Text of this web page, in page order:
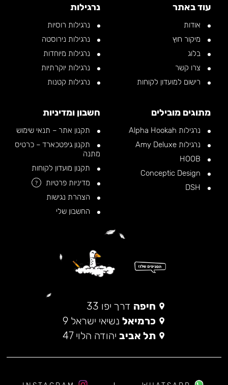
עוד באתר
אודות
מיקור חוץ
בלוג
צרו קשר
רישום למועדון לקוחות
נרגילות
נרגילות רוסיות
נרגילות נירוסטה
נרגילות מיוחדות
נרגילות יוקרתיות
נרגילות קטנות
מתוגים מובילים
נרגילות Alpha Hookah
נרגילות Amy Deluxe
חשבון ומדיניות
תקנון אתר – תנאי שימוש
תקנון גיפטכארד – כרטיס
מתנה
תקנון מועדון לקוחות
מדיניות פרטיות
?
הצהרת נגישות
החשבון שלי
חיפה דרך יפו 33
כרמיאל נשיאי ישראל 9
תל אביב יהודה הלוי 47